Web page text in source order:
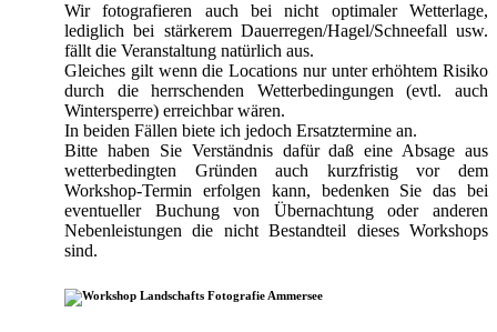
Wir fotografieren auch bei nicht optimaler Wetterlage,
lediglich bei stärkerem Dauerregen/Hagel/Schneefall usw.
fällt die Veranstaltung natürlich aus.
Gleiches gilt wenn die Locations nur unter erhöhtem Risiko
durch die herrschenden Wetterbedingungen (evtl. auch
Wintersperre) erreichbar wären.
In beiden Fällen biete ich jedoch Ersatztermine an.
Bitte haben Sie Verständnis dafür daß eine Absage aus
wetterbedingten Gründen auch kurzfristig vor dem
Workshop-Termin erfolgen kann, bedenken Sie das bei
eventueller Buchung von Übernachtung oder anderen
Nebenleistungen die nicht Bestandteil dieses Workshops
sind.